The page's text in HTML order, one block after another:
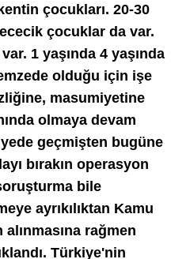
çocukları. 20-30
çocuklar da var.
1 yaşında 4 yaşında
olduğu için işe
masumiyetine
olmaya devam
geçmişten bugüne
bırakın operasyon
bile
ayrıkılıktan Kamu
rağmen
Türkiye'nin